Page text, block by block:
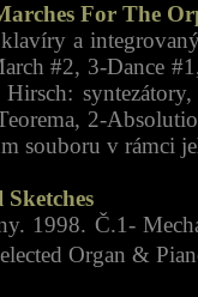
For The
a
#2, 3-Dance
2-
souboru v rámci
Sketches
1998. Č.1-
Organ &